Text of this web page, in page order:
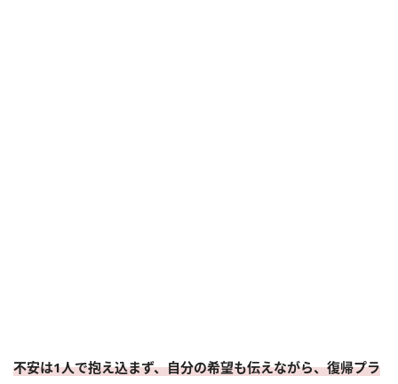
不安は1人で抱え込まず、自分の希望も伝えながら、復帰プラ